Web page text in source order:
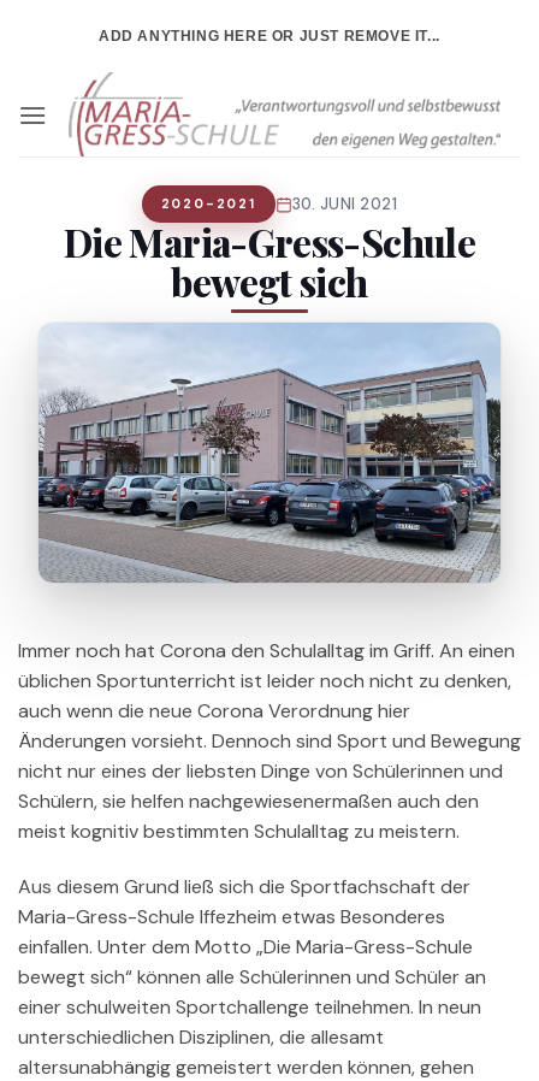
ADD ANYTHING HERE OR JUST REMOVE IT...
2020-2021 30. JUNI 2021
Die Maria-Gress-Schule
bewegt sich
Immer noch hat Corona den Schulalltag im Griff. An einen
üblichen Sportunterricht ist leider noch nicht zu denken,
auch wenn die neue Corona Verordnung hier
Änderungen vorsieht. Dennoch sind Sport und Bewegung
nicht nur eines der liebsten Dinge von Schülerinnen und
Schülern, sie helfen nachgewiesenermaßen auch den
meist kognitiv bestimmten Schulalltag zu meistern.
Aus diesem Grund ließ sich die Sportfachschaft der
Maria-Gress-Schule Iffezheim etwas Besonderes
einfallen. Unter dem Motto „Die Maria-Gress-Schule
bewegt sich“ können alle Schülerinnen und Schüler an
einer schulweiten Sportchallenge teilnehmen. In neun
unterschiedlichen Disziplinen, die allesamt
altersunabhängig gemeistert werden können, gehen